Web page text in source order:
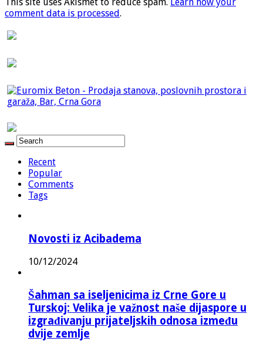
This site uses Akismet to reduce spam. Learn how your
comment data is processed.
Recent
Popular
Comments
Tags
Novosti iz Acibadema
10/12/2024
Šahman sa iseljenicima iz Crne Gore u
Turskoj: Velika je važnost naše dijaspore u
izgrađivanju prijateljskih odnosa između
dvije zemlje